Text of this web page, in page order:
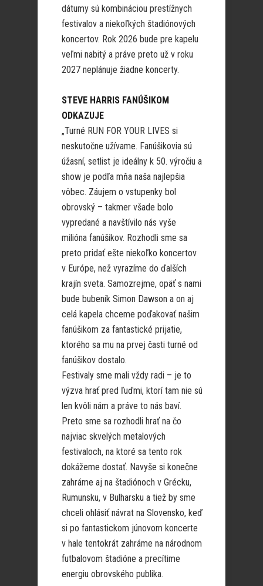
dátumy sú kombináciou prestížnych
festivalov a niekoľkých štadiónových
koncertov. Rok 2026 bude pre kapelu
veľmi nabitý a práve preto už v roku
2027 neplánuje žiadne koncerty.
STEVE HARRIS FANÚŠIKOM
ODKAZUJE
„Turné RUN FOR YOUR LIVES si
neskutočne užívame. Fanúšikovia sú
úžasní, setlist je ideálny k 50. výročiu a
show je podľa mňa naša najlepšia
vôbec. Záujem o vstupenky bol
obrovský – takmer všade bolo
vypredané a navštívilo nás vyše
milióna fanúšikov. Rozhodli sme sa
preto pridať ešte niekoľko koncertov
v Európe, než vyrazíme do ďalších
krajín sveta. Samozrejme, opäť s nami
bude bubeník Simon Dawson a on aj
celá kapela chceme poďakovať našim
fanúšikom za fantastické prijatie,
ktorého sa mu na prvej časti turné od
fanúšikov dostalo.
Festivaly sme mali vždy radi – je to
výzva hrať pred ľuďmi, ktorí tam nie sú
len kvôli nám a práve to nás baví.
Preto sme sa rozhodli hrať na čo
najviac skvelých metalových
festivaloch, na ktoré sa tento rok
dokážeme dostať. Navyše si konečne
zahráme aj na štadiónoch v Grécku,
Rumunsku, v Bulharsku a tiež by sme
chceli ohlásiť návrat na Slovensko, keď
si po fantastickom júnovom koncerte
v hale tentokrát zahráme na národnom
futbalovom štadióne a precítime
energiu obrovského publika.